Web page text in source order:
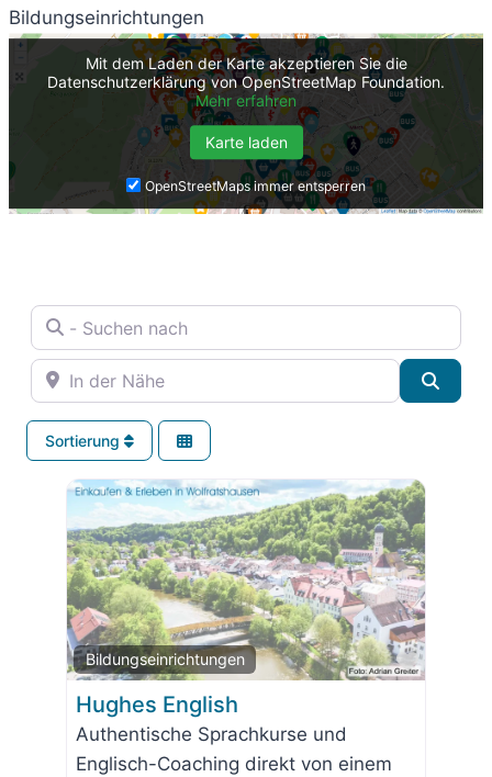
Bildungseinrichtungen
Mit dem Laden der Karte akzeptieren Sie die
Datenschutzerklärung von OpenStreetMap Foundation.
Mehr erfahren
Karte laden
OpenStreetMaps immer entsperren
- Suchen nach
In der Nähe
Sortierung
Bildungseinrichtungen
Favorit
Hughes English
Authentische Sprachkurse und
Englisch-Coaching direkt von einem